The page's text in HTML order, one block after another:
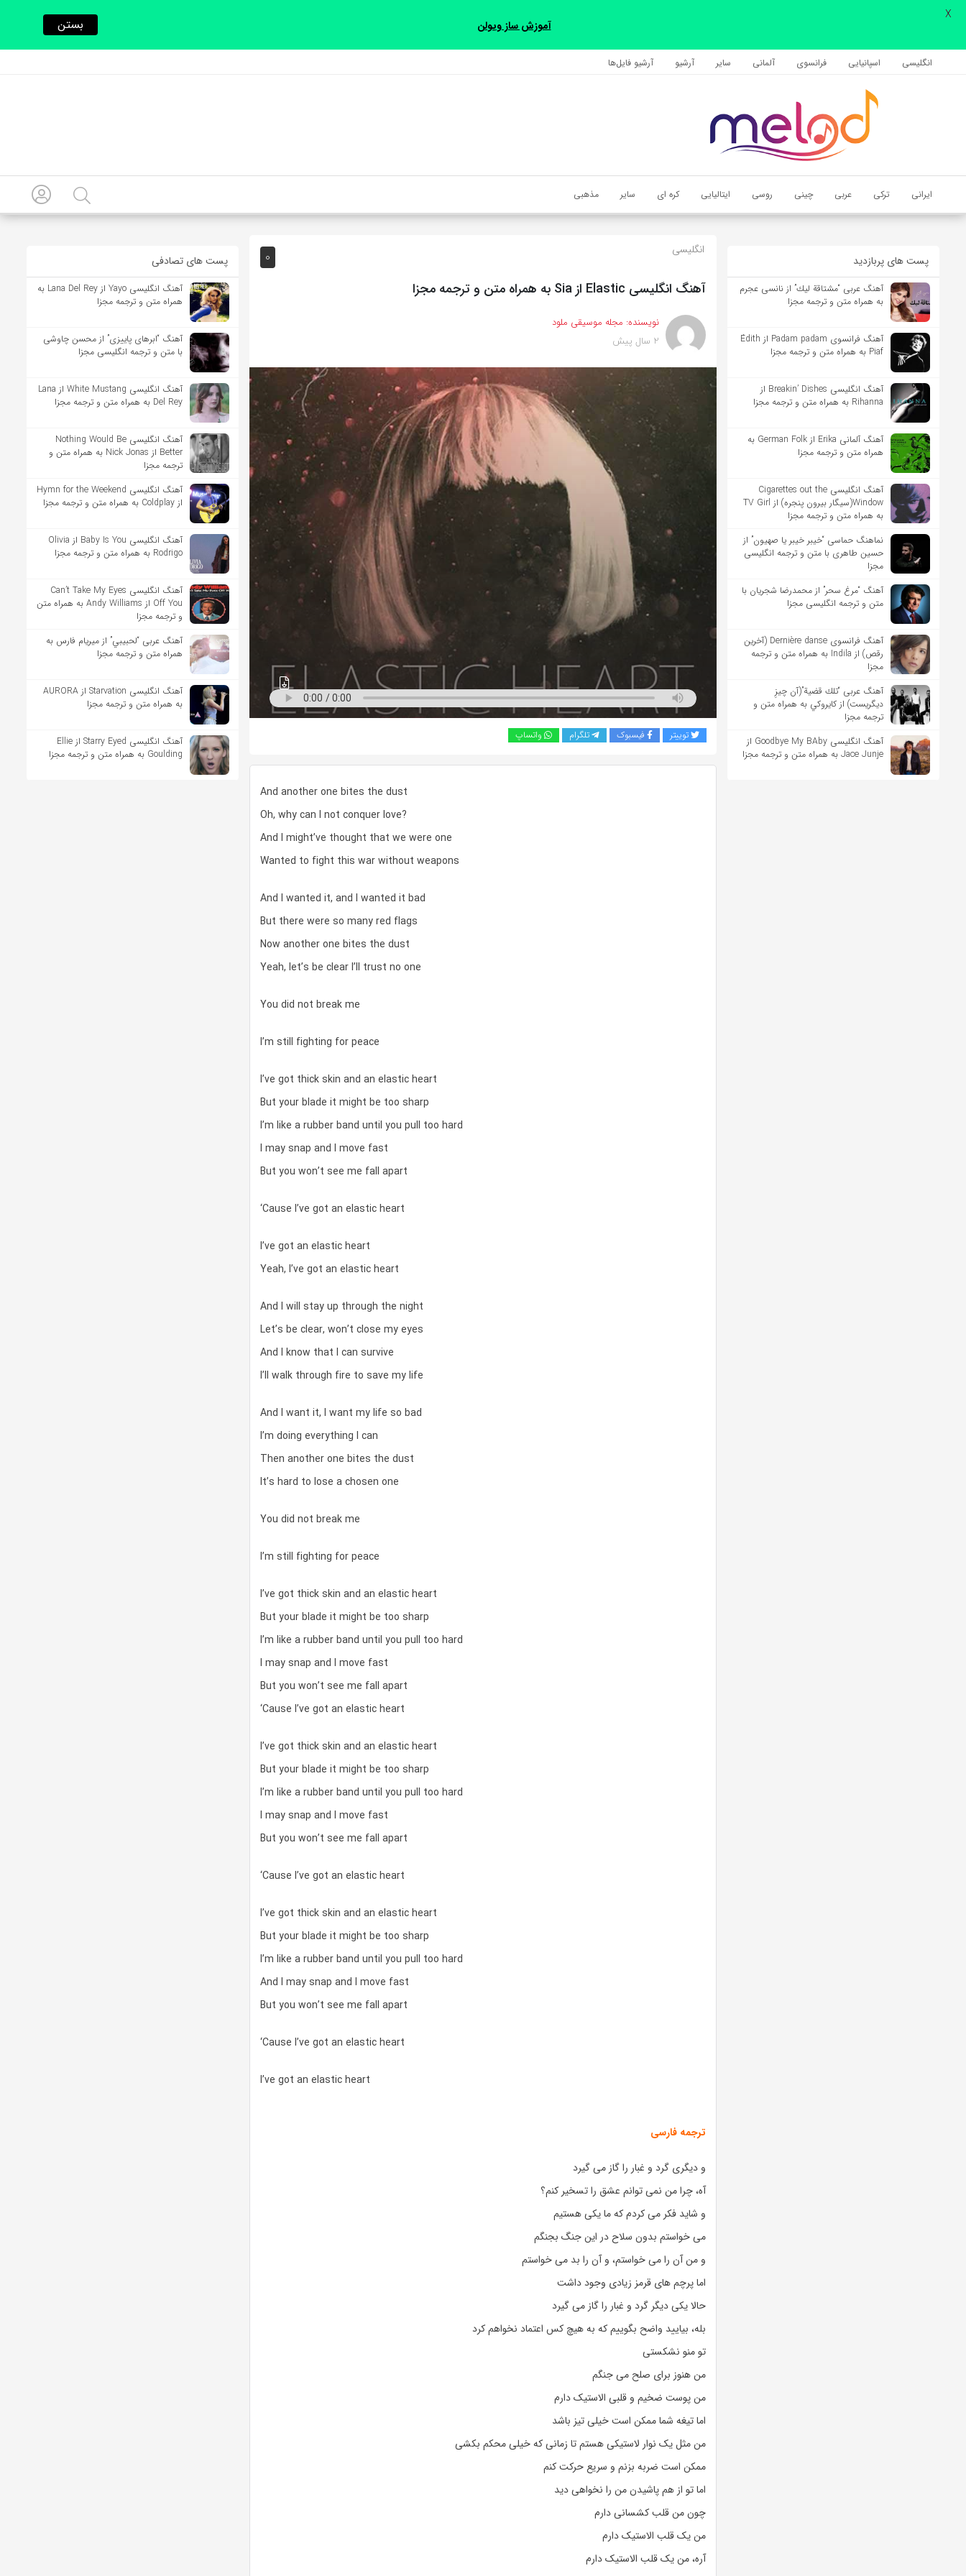
انگلیسی اسپانیایی فرانسوی آلمانی سایر آرشیو آرشیو فایل‌‎ها
ایرانی ترکی عربی چینی روسی ایتالیایی کره ای سایر مذهبی
اشتراک گذاری
با استفاده از روش‌های زیر می‌توانید این صفحه را با دوستان خود به
کپی لینک
پست های پربازدید
آهنگ عربی “مشتاقة لیك” از نانسی عجرم
به همراه متن و ترجمه مجزا
آهنگ فرانسوی Padam padam از Édith
Piaf به همراه متن و ترجمه مجزا
آهنگ انگلیسی Breakin’ Dishes از
Rihanna به همراه متن و ترجمه مجزا
آهنگ آلمانی Erika از German Folk به
همراه متن و ترجمه مجزا
آهنگ انگلیسی Cigarettes out the
Window(سیگار بیرون پنجره) از TV Girl
به همراه متن و ترجمه مجزا
نماهنگ حماسی “خیبر خیبر یا صهیون” از
حسین طاهری با متن و ترجمه انگلیسی
مجزا
آهنگ “مرغ سحر” از محمدرضا شجریان با
متن و ترجمه انگلیسی مجزا
آهنگ فرانسوی Dernière danse (آخرین
رقص) از Indila به همراه متن و ترجمه
مجزا
آهنگ عربی “تلك قضية”(آن چیزِ
دیگریست) از كايروكي به همراه متن و
ترجمه مجزا
آهنگ انگلیسی Goodbye My BAby از
Jace Junje به همراه متن و ترجمه مجزا
0 انگلیسی
آهنگ انگلیسی Elastic از Sia به همراه متن و ترجمه مجزا
نویسنده: مجله موسیقی ملود
2 سال پیش
توییتر فیسبوک تلگرام واتساپ
And another one bites the dust
Oh, why can I not conquer love?
And I might’ve thought that we were one
Wanted to fight this war without weapons
And I wanted it, and I wanted it bad
But there were so many red flags
Now another one bites the dust
Yeah, let’s be clear I’ll trust no one
You did not break me
I’m still fighting for peace
I’ve got thick skin and an elastic heart
But your blade it might be too sharp
I’m like a rubber band until you pull too hard
I may snap and I move fast
But you won’t see me fall apart
‘Cause I’ve got an elastic heart
I’ve got an elastic heart
Yeah, I’ve got an elastic heart
And I will stay up through the night
Let’s be clear, won’t close my eyes
And I know that I can survive
I’ll walk through fire to save my life
And I want it, I want my life so bad
I’m doing everything I can
Then another one bites the dust
It’s hard to lose a chosen one
You did not break me
I’m still fighting for peace
I’ve got thick skin and an elastic heart
But your blade it might be too sharp
I’m like a rubber band until you pull too hard
I may snap and I move fast
But you won’t see me fall apart
‘Cause I’ve got an elastic heart
I’ve got thick skin and an elastic heart
But your blade it might be too sharp
I’m like a rubber band until you pull too hard
I may snap and I move fast
But you won’t see me fall apart
‘Cause I’ve got an elastic heart
I’ve got thick skin and an elastic heart
But your blade it might be too sharp
I’m like a rubber band until you pull too hard
And I may snap and I move fast
But you won’t see me fall apart
‘Cause I’ve got an elastic heart
I’ve got an elastic heart
ترجمه فارسی
و دیگری گرد و غبار را گاز می گیرد
آه، چرا من نمی توانم عشق را تسخیر کنم؟
و شاید فکر می کردم که ما یکی هستیم
می خواستم بدون سلاح در این جنگ بجنگم
و من آن را می خواستم، و آن را بد می خواستم
اما پرچم های قرمز زیادی وجود داشت
حالا یکی دیگر گرد و غبار را گاز می گیرد
بله، بیایید واضح بگوییم که به هیچ کس اعتماد نخواهم کرد
تو منو نشکستی
من هنوز برای صلح می جنگم
من پوست ضخیم و قلبی الاستیک دارم
اما تیغه شما ممکن است خیلی تیز باشد
من مثل یک نوار لاستیکی هستم تا زمانی که خیلی محکم بکشی
ممکن است ضربه بزنم و سریع حرکت کنم
اما تو از هم پاشیدن من را نخواهی دید
چون من قلب کشسانی دارم
من یک قلب الاستیک دارم
آره، من یک قلب الاستیک دارم
پست های تصادفی
آهنگ انگلیسی Yayo از Lana Del Rey به
همراه متن و ترجمه مجزا
آهنگ “ابرهای پاییزی” از محسن چاوشی
با متن و ترجمه انگلیسی مجزا
آهنگ انگلیسی White Mustang از Lana
Del Rey به همراه متن و ترجمه مجزا
آهنگ انگلیسی Nothing Would Be
Better از Nick Jonas به همراه متن و
ترجمه مجزا
آهنگ انگلیسی Hymn for the Weekend
از Coldplay به همراه متن و ترجمه مجزا
آهنگ انگلیسی Baby Is You از Olivia
Rodrigo به همراه متن و ترجمه مجزا
آهنگ انگلیسی Can’t Take My Eyes
Off You از Andy Williams به همراه متن
و ترجمه مجزا
آهنگ عربی “لحبيبي” از ميريام فارس به
همراه متن و ترجمه مجزا
آهنگ انگلیسی Starvation از AURORA
به همراه متن و ترجمه مجزا
آهنگ انگلیسی Starry Eyed از Ellie
Goulding به همراه متن و ترجمه مجزا
آموزش ساز ویولن بستن
X